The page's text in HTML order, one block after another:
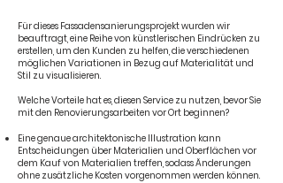
Für dieses Fassadensanierungsprojekt wurden wir
beauftragt, eine Reihe von künstlerischen Eindrücken zu
erstellen, um den Kunden zu helfen, die verschiedenen
möglichen Variationen in Bezug auf Materialität und
Stil zu visualisieren.
Welche Vorteile hat es, diesen Service zu nutzen, bevor Sie
mit den Renovierungsarbeiten vor Ort beginnen?
Eine genaue architektonische Illustration kann
Entscheidungen über Materialien und Oberflächen vor
dem Kauf von Materialien treffen, sodass Änderungen
ohne zusätzliche Kosten vorgenommen werden können.